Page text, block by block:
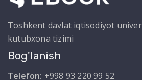
Toshkent davlat iqtisodiyot
kutubxona tizimi
Bog'lanish
Telefon: +998 93 220 99 52